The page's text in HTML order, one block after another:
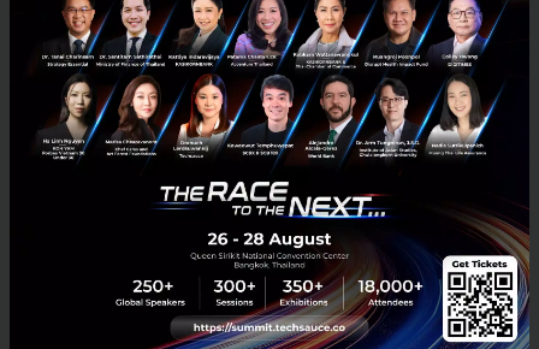
ด้วย อย่างไรก็ตามก็มีคนกังวลว่าบริษัทเหล่านี้จะเข้ามามี
อำนาจเหนือวงการศึกษามากเกินไปไหม และสร้าง
ประโยชน์เพื่อเอื้อให้กับองค์กรตนเอง โดยการตั้งสถาบัน
ศึกษาควรเข้ามาช่วยเฉพาะเรื่องตลาดแรงงานที่ขาดแคลน
ในระยะสั้นเท่านั้น แต่ภาคการศึกษาเองต่างหากที่ต้องรีบ
ปรับตัวและปรับรูปแบบเพื่อป้อนบุคลากรให้ทันด้วย
โมเดลและกระบวนการใหม่ๆ อ่านแล้วก็น่าตกใจ เพราะที่
เรากำลังพูดถึงนี้คือ ระบบการศึกษาในสหรัฐฯ ที่ยังต้อง
ปรับตัว หันมามองบ้านเราแล้วคิดเห็นกันอย่างไรบ้าง?